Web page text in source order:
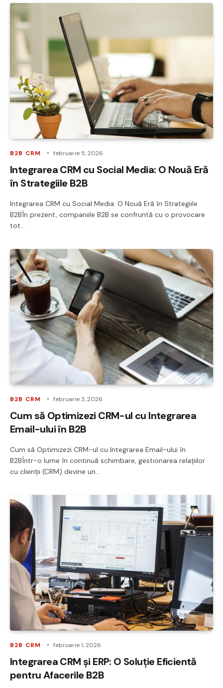
B2B CRM februarie 5, 2026
Integrarea CRM cu Social Media: O Nouă Eră
în Strategiile B2B
Integrarea CRM cu Social Media: O Nouă Eră în Strategiile
B2BÎn prezent, companiile B2B se confruntă cu o provocare
tot…
B2B CRM februarie 3, 2026
Cum să Optimizezi CRM-ul cu Integrarea
Email-ului în B2B
Cum să Optimizezi CRM-ul cu Integrarea Email-ului în
B2BÎntr-o lume în continuă schimbare, gestionarea relațiilor
cu clienții (CRM) devine un…
B2B CRM februarie 1, 2026
Integrarea CRM și ERP: O Soluție Eficientă
pentru Afacerile B2B